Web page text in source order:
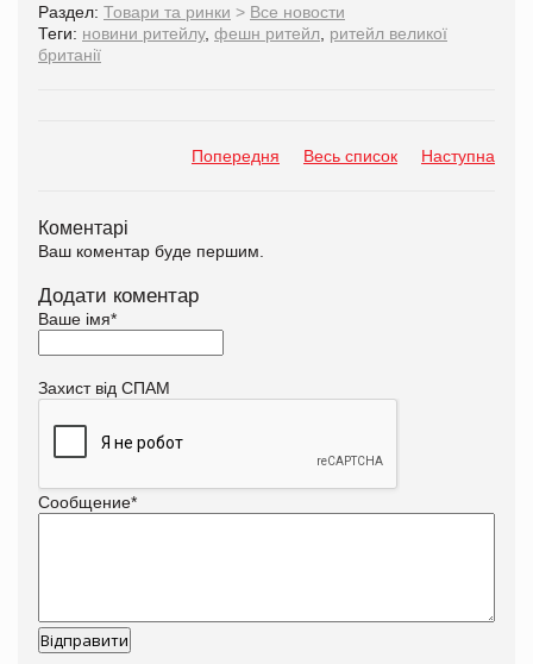
Раздел: Товари та ринки > Все новости
Теги: новини ритейлу, фешн ритейл
ритейл великої
британії
Попередня Весь список Наступна
Коментарі
Ваш коментар буде першим.
Додати коментар
Ваше імя*
Захист від СПАМ
Сообщение*